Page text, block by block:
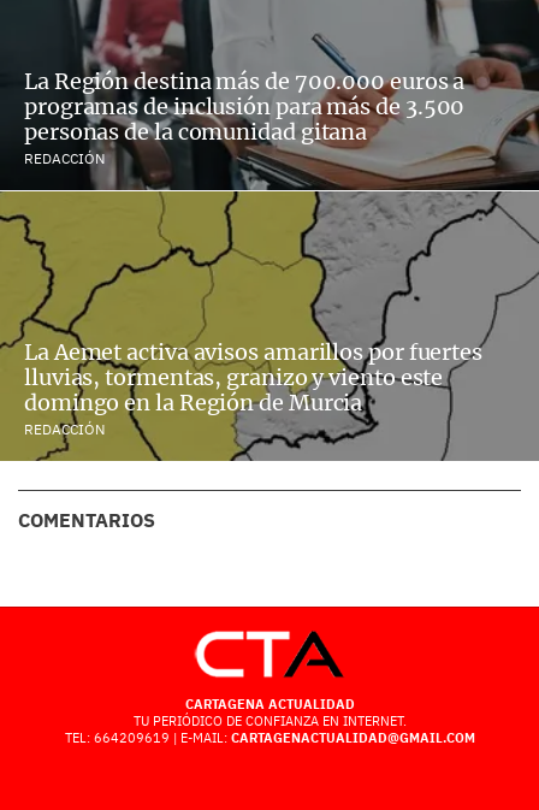
La Región destina más de 700.000 euros a
programas de inclusión para más de 3.500
personas de la comunidad gitana
REDACCIÓN
La Aemet activa avisos amarillos por fuertes
lluvias, tormentas, granizo y viento este
domingo en la Región de Murcia
REDACCIÓN
COMENTARIOS
CARTAGENA ACTUALIDAD
TU PERIÓDICO DE CONFIANZA EN INTERNET.
TEL: 664209619 | E-MAIL: CARTAGENACTUALIDAD@GMAIL.COM